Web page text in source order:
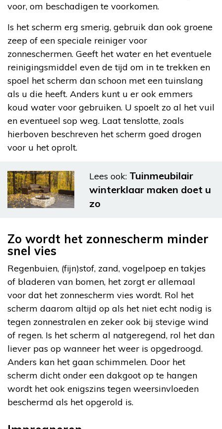
voor, om beschadigen te voorkomen.
Is het scherm erg smerig, gebruik dan ook groene
zeep of een speciale reiniger voor
zonneschermen. Geeft het water en het eventuele
reinigingsmiddel even de tijd om in te trekken en
spoel het scherm dan schoon met een tuinslang
als u die heeft. Anders kunt u er ook emmers
koud water voor gebruiken. U spoelt zo al het vuil
en eventueel sop weg. Laat tenslotte, zoals
hierboven beschreven het scherm goed drogen
voor u het oprolt.
Lees ook: Tuinmeubilair
winterklaar maken doet u
zo
Zo wordt het zonnescherm minder
snel vies
Regenbuien, (fijn)stof, zand, vogelpoep en takjes
of bladeren van bomen, het zorgt er allemaal
voor dat het zonnescherm vies wordt. Rol het
scherm daarom altijd op als het niet echt nodig is
tegen zonnestralen en zeker ook bij stevige wind
of regen. Is het scherm al natgeregend, rol het dan
liever pas op wanneer het weer is opgedroogd.
Anders kan het gaan schimmelen. Door het
scherm dicht onder een dakgoot op te hangen
wordt het ook enigszins tegen weersinvloeden
beschermd als het opgerold is.